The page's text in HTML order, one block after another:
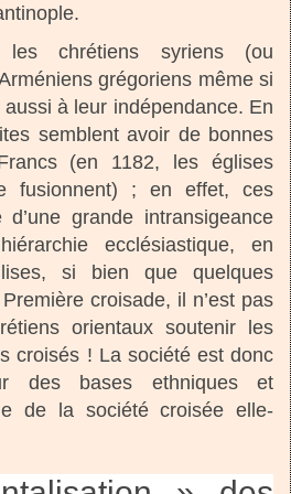
chrétiens syriens (ou
grégoriens même si
à leur indépendance. En
semblent avoir de bonnes
(en 1182, les églises
fusionnent) ; en effet, ces
grande intransigeance
ecclésiastique, en
si bien que quelques
croisade, il n’est pas
orientaux soutenir les
croisés ! La société est donc
des bases ethniques et
de la société croisée elle-